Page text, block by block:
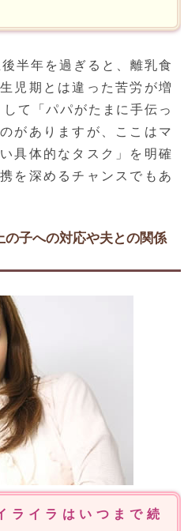
半年を過ぎると、離乳食
児期とは違った苦労が増
て「パパがたまに手伝っ
がありますが、ここはマ
具体的なタスク」を明確
を深めるチャンスでもあ
の子への対応や夫との関係
ライラはいつまで続